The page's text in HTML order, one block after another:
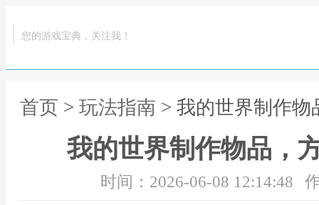
您的游戏宝典，关注我！
首页 > 玩法指南 > 我的世界制作
我的世界制作物品，
时间：2026-06-08 12:14:48